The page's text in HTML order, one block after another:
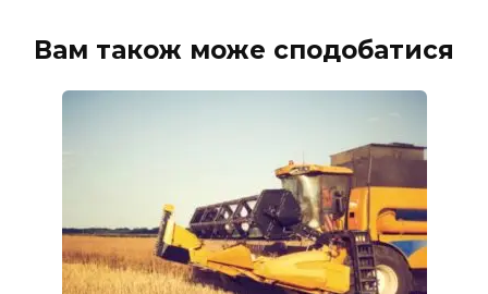
Вам також може сподобатися